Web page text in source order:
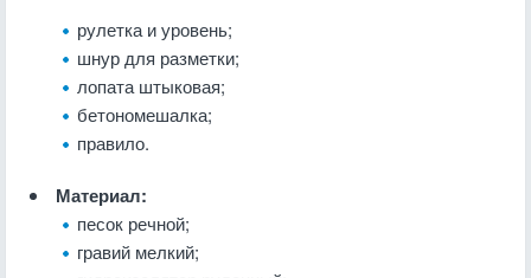
рулетка и уровень;
шнур для разметки;
лопата штыковая;
бетономешалка;
правило.
Материал:
песок речной;
гравий мелкий;